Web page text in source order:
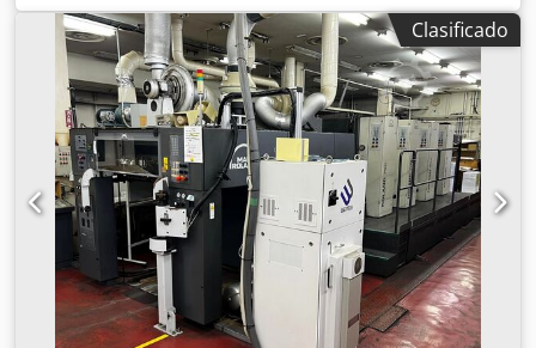
/ 4/0 Csdozdq U Depfx Abysrf Número de serie: 707842, 52
millones de impresiones reales Sistema de humectación
Alcolor Sistema de refrigeración y recirculación Baldwin
Control de mesa CPC 1.02 para registro automático de tinta
y planchas Unidad de numeración y perforación con levas,
ruedas y perforadores Sujetores rápidos, punzonadora de
planchas Completa con todas las piezas, herramientas y
accesorios. País de origen: Alemania Código HS: 8443 131
00 Peso: 5.500 kg.
Clasificado